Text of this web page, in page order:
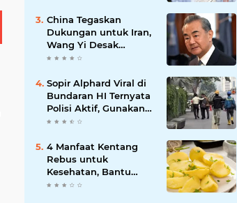
Puncaki Top Skor
China Tegaskan
Dukungan untuk Iran,
Wang Yi Desak
Perdamaian Timur
Ketegangan dengan
AS
Sopir Alphard Viral di
Bundaran HI Ternyata
Polisi Aktif, Gunakan
Pelat Palsu dan Kena
4 Manfaat Kentang
Rebus untuk
Kesehatan, Bantu
Turunkan Berat Badan